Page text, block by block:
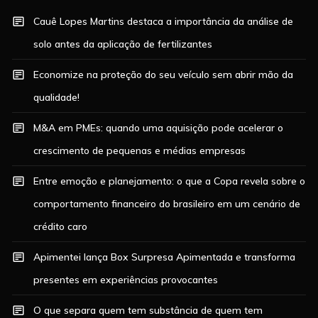
Cauê Lopes Martins destaca a importância da análise de
solo antes da aplicação de fertilizantes
Economize na proteção do seu veículo sem abrir mão da
qualidade!
M&A em PMEs: quando uma aquisição pode acelerar o
crescimento de pequenas e médias empresas
Entre emoção e planejamento: o que a Copa revela sobre o
comportamento financeiro do brasileiro em um cenário de
crédito caro
Apimentei lança Box Surpresa Apimentada e transforma
presentes em experiências provocantes
O que separa quem tem substância de quem tem